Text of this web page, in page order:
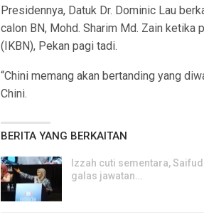
Presidennya, Datuk Dr. Dominic Lau
calon BN, Mohd. Sharim Md. Zain
(IKBN), Pekan pagi tadi.
“Chini memang akan bertanding yang
Chini.
BERITA YANG BERKAITAN
Izzah cuti sementara,
galas jawatan…